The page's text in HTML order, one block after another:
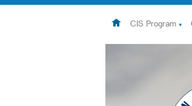
CIS Program